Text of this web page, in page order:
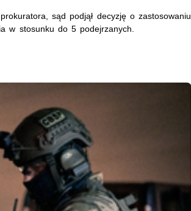
sąd podjął decyzję o zastosowaniu
w stosunku do 5 podejrzanych.